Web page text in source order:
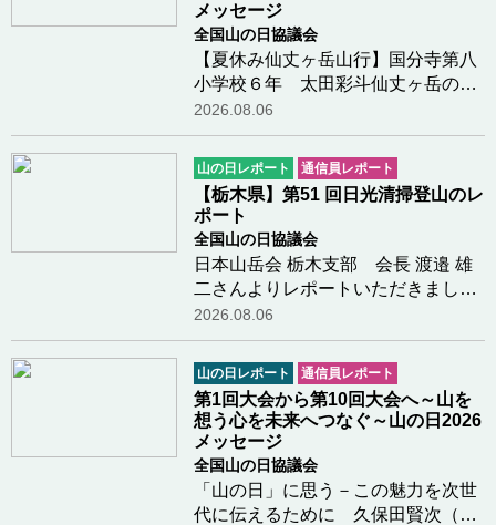
メッセージ
全国山の日協議会
【夏休み仙丈ヶ岳山行】国分寺第八
小学校６年 太田彩斗仙丈ヶ岳の山
頂についたときがすごく嬉しかった
し景色もきれいで感動した。仙丈小
屋で景色を見ながらコーヒーをみん
なで飲んだのが楽しかった。下山し
ているとき少し…つづきを読む
2026.08.06
山の日レポート 通信員レポート
【栃木県】第51 回日光清掃登山のレ
ポート
全国山の日協議会
日本山岳会 栃木支部 会長 渡邉 雄
二さんよりレポートいただきました
第51 回「日光清掃登山」を、県山
岳・スポーツクライミング連盟が主
催し、日光・那須山岳ガイド協会等
の各団体、国・県・市の関係団体、
一般登山者が参…つづきを読む
2026.08.06
山の日レポート 通信員レポート
第1回大会から第10回大会へ～山を
想う心を未来へつなぐ～山の日2026
メッセージ
全国山の日協議会
「山の日」に思う－この魅力を次世
代に伝えるために 久保田賢次（元